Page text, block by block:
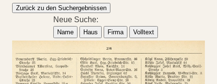
Zurück zu den Suchergebnissen
Neue Suche:
Name Haus Firma Volltext